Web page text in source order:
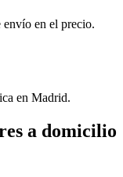
envío en el precio.
en Madrid.
a domicilio